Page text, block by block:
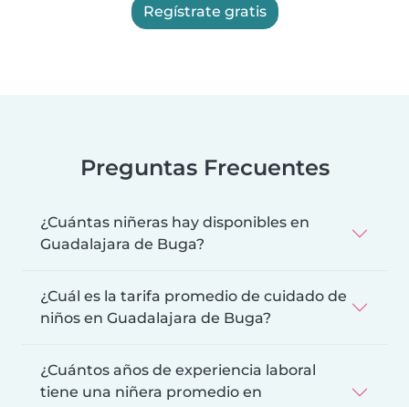
Regístrate gratis
Preguntas Frecuentes
¿Cuántas niñeras hay disponibles en
Guadalajara de Buga?
¿Cuál es la tarifa promedio de cuidado de
niños en Guadalajara de Buga?
¿Cuántos años de experiencia laboral
tiene una niñera promedio en